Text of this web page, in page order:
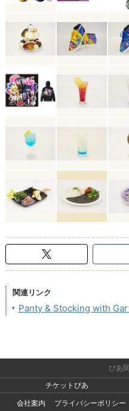
関連リンク
Panty & Stocking with
ぴあ
チケットぴあ
会社案内
プライバシーポリシー